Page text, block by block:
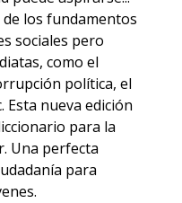
los fundamentos
sociales pero
como el
política, el
Esta nueva edición
para la
Una perfecta
para